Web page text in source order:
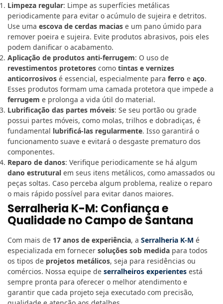
Limpeza regular: Limpe as superfícies metálicas
periodicamente para evitar o acúmulo de sujeira e detritos.
Use uma escova de cerdas macias e um pano úmido para
remover poeira e sujeira. Evite produtos abrasivos, pois eles
podem danificar o acabamento.
Aplicação de produtos anti-ferrugem: O uso de
revestimentos protetores como tintas e vernizes
anticorrosivos é essencial, especialmente para ferro e aço.
Esses produtos formam uma camada protetora que impede a
ferrugem e prolonga a vida útil do material.
Lubrificação das partes móveis: Se seu portão ou grade
possui partes móveis, como molas, trilhos e dobradiças, é
fundamental lubrificá-las regularmente. Isso garantirá o
funcionamento suave e evitará o desgaste prematuro dos
componentes.
Reparo de danos: Verifique periodicamente se há algum
dano estrutural em seus itens metálicos, como amassados ou
peças soltas. Caso perceba algum problema, realize o reparo
o mais rápido possível para evitar danos maiores.
Serralheria K-M: Confiança e
Qualidade no Campo de Santana
Com mais de 17 anos de experiência, a Serralheria K-M é
especializada em fornecer soluções sob medida para todos
os tipos de projetos metálicos, seja para residências ou
comércios. Nossa equipe de serralheiros experientes está
sempre pronta para oferecer o melhor atendimento e
garantir que cada projeto seja executado com precisão,